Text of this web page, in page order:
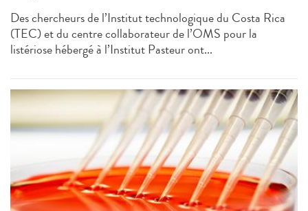
Des chercheurs de l’Institut technologique du Costa Rica
(TEC) et du centre collaborateur de l’OMS pour la
listériose hébergé à l’Institut Pasteur ont...